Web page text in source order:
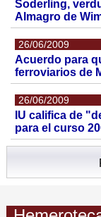
Soderling,
Almagro de
26/06/2009
Acuerdo para
ferroviarios de
26/06/2009
IU califica de
para el curso